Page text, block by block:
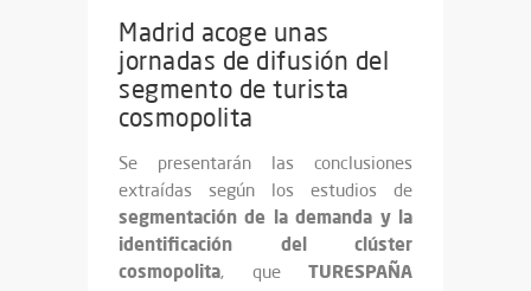
Madrid acoge unas
jornadas de difusión del
segmento de turista
cosmopolita
Se presentarán las conclusiones
extraídas según los estudios de
segmentación de la demanda y la
identificación del clúster
cosmopolita, que TURESPAÑA